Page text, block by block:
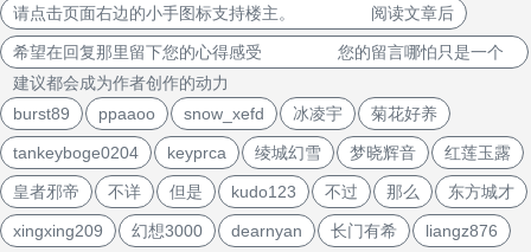
请点击页面右边的小手图标支持楼主。 阅读文章后
希望在回复那里留下您的心得感受 您的留言哪怕只是一个
建议都会成为作者创作的动力
burst89
ppaaoo snow_xefd 冰凌宇 菊花好养
tankeyboge0204 keyprca 绫城幻雪 梦晓辉音 红莲玉露
皇者邪帝 不详 但是 kudo123 不过 那么 东方城才
xingxing209 幻想3000 dearnyan 长门有希 liangz876